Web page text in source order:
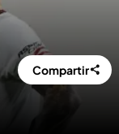
Compartir